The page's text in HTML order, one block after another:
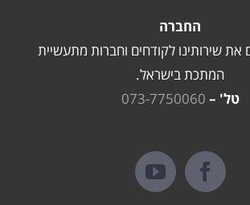
החברה
את שירותינו לקודחים וחברות מתעשיית
המתכת בישראל.
טל' – 073-7750060